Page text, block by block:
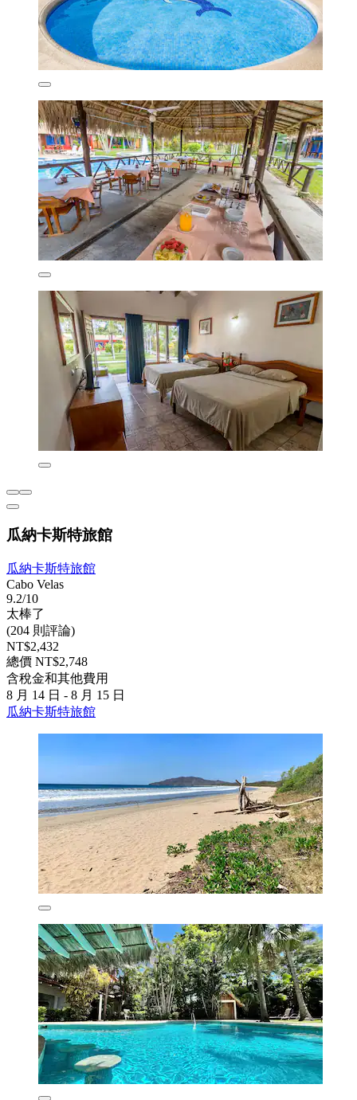
瓜納卡斯特旅館
瓜納卡斯特旅館
Cabo Velas
9.2/10
太棒了
(204 則評論)
NT$2,432
總價 NT$2,748
含稅金和其他費用
8 月 14 日 - 8 月 15 日
瓜納卡斯特旅館